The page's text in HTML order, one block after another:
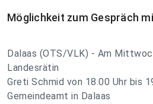
Möglichkeit zum Gespräch
Dalaas (OTS/VLK) - Am
Landesrätin
Greti Schmid von 18.00 Uhr bis
Gemeindeamt in Dalaas